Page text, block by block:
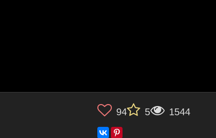
94 5 1544